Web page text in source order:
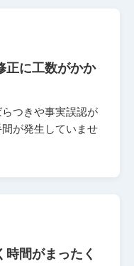
正に工数がかか
つきや事実誤認が
が発生していませ
間がまったく